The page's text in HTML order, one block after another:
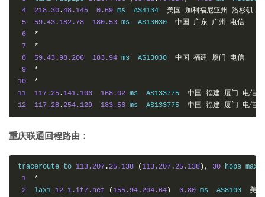
4
218.30 .48.145 0.69 ms  AS4134 美国 加利福尼亚州 洛杉矶
5
59.43 . 182.78 180.53 ms  AS13030 中国 广东 广州
电信
6
*
7
*
8
59.43 .98.206 183.94 ms  AS13030 中国 福建 厦门
电信
9
*
10
*
11
117.25 . 141.106 168.02 ms  AS133775 中国 福建 厦门
电信
12
117.28 .254.129 183.56 ms  AS133775 中国 福建 厦门 电信
重庆联通回程路由：
traceroute to 113.207 .25.138 ( 113.207 .25.138), 30 hops max
1
*
2
  lax1
-12-1.it7.net ( 155.94 .204.64) 0.80 ms  AS8100 美国